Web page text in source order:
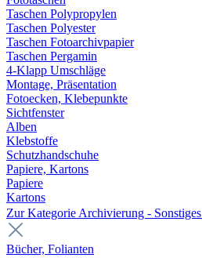
Taschen Polypropylen
Taschen Polyester
Taschen Fotoarchivpapier
Taschen Pergamin
4-Klapp Umschläge
Montage, Präsentation
Fotoecken, Klebepunkte
Sichtfenster
Alben
Klebstoffe
Schutzhandschuhe
Papiere, Kartons
Papiere
Kartons
Zur Kategorie Archivierung - Sonstiges
Bücher, Folianten